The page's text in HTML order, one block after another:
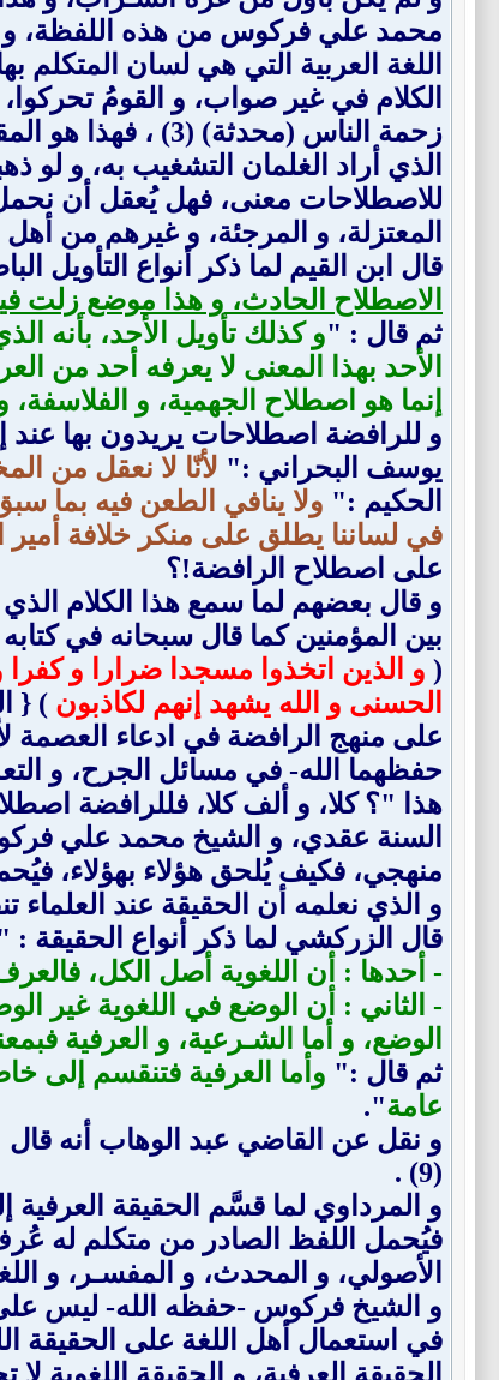
اللغة العربية التي هي لسان
الكلام في غير صواب، و القومُ
زحمة الناس
الذي أراد الغلمان التشغيب به، و لو
للاصطلاحات معنى، فهل يُعقل أن
المعتزلة، و المرجئة، و غيرهم من
قال ابن القيم لما ذكر أنواع التأويل
الاصطلاح الحادث، و هذا موضع زلت
ثم قال : "و كذلك تأويل الأحد، بأنه
الأحد بهذا المعنى لا يعرفه أحد من
إنما هو اصطلاح الجهمية، و
و للرافضة اصطلاحات يريدون بها عند
يوسف البحراني :" لأنّا لا نعقل من
الحكيم :" ولا ينافي الطعن فيه بما
في لساننا يطلق على منكر خلافة
على اصطلاح الرافضة!؟
و قال بعضهم لما سمع هذا الكلام
بين المؤمنين كما قال سبحانه في كتابه
( و الذين اتخذوا مسجدا ضرارا و كفرا
الحسنى و الله يشهد إنهم لكاذبون
على منهج الرافضة في ادعاء العصمة
حفظهما الله- في مسائل الجرح، و
هذا "؟ كلا، و ألف كلا، فللرافضة
السنة عقدي، و الشيخ محمد علي
منهجي، فكيف يُلحق هؤلاء بهؤلاء،
و الذي نعلمه أن الحقيقة عند
قال الزركشي لما ذكر أنواع الحقيقة :
- أحدها : أن اللغوية أصل الكل،
- الثاني : أن الوضع في اللغوية غير
الوضع، و أما الشـرعية، و العرفية
ثم قال :" وأما العرفية فتنقسم
عامة".
و نقل عن القاضي عبد الوهاب أنه
(9) .
و المرداوي لما قسَّم الحقيقة
فيُحمل اللفظ الصادر من متكلم له
الأصولي، و المحدث، و المفسـر، و
و الشيخ فركوس -حفظه الله- ليس على
في استعمال أهل اللغة على الحقيقة